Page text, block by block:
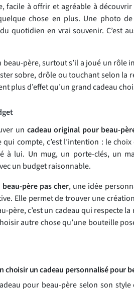
facile à offrir et agréable à
chose en plus. Une photo
quotidien en vrai souvenir. C’est
beau-père, surtout s’il a joué un rôle
sobre, drôle ou touchant selon la
plus d’effet qu’un grand cadeau
un cadeau original pour beau-
compte, c’est l’intention : le
à lui. Un mug, un porte-clés, un
un budget raisonnable.
beau-père pas cher, une idée
Elle permet de trouver une
père, c’est un cadeau qui respecte
autre chose qu’une bouteille
choisir un cadeau personnalisé pour
pour beau-père selon son